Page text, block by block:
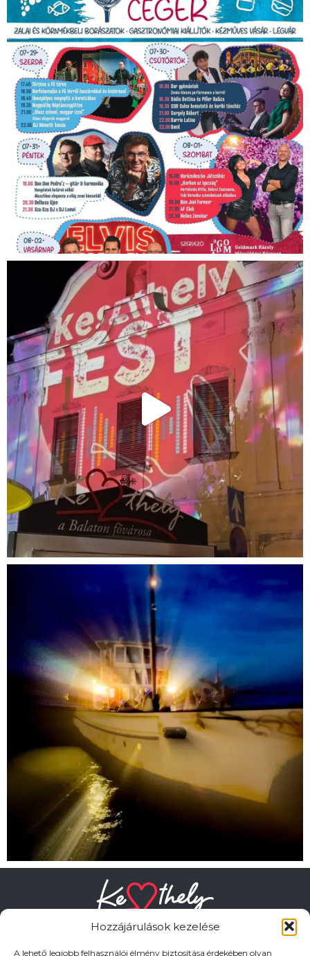
Hozzájárulások kezelése
A lehető legjobb felhasználói élmény biztosítása érdekében olyan